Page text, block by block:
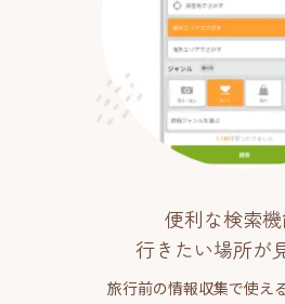
便利な検索
行きたい場所が
旅行前の情報収集で使え